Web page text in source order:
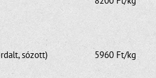
sózott)
5960 Ft/kg